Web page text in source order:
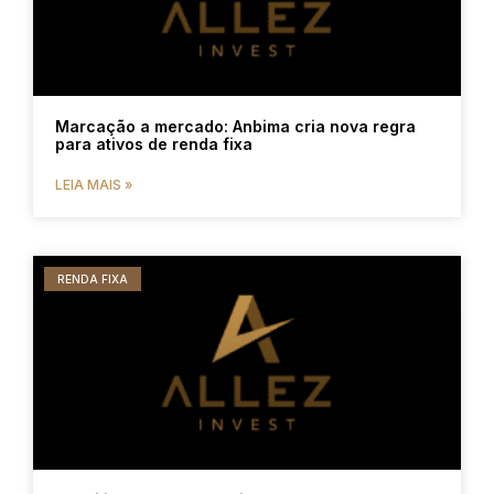
Marcação a mercado: Anbima cria nova regra
para ativos de renda fixa
LEIA MAIS »
RENDA FIXA